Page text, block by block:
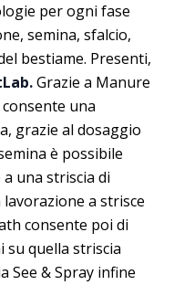
per ogni fase
semina, sfalcio,
bestiame. Presenti,
Grazie a Manure
una
grazie al dosaggio
è possibile
una striscia di
a strisce
consente poi di
su quella striscia
See & Spray infine